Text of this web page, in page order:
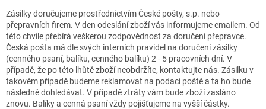
Zásilky doručujeme prostřednictvím České pošty, s.p. nebo
přepravních firem. V den odeslání zboží vás informujeme emailem. Od
této chvíle přebírá veškerou zodpovědnost za doručení přepravce.
Česká pošta má dle svých interních pravidel na doručení zásilky
(cenného psaní, balíku, cenného balíku) 2 - 5 pracovních dní. V
případě, že po této lhůtě zboží neobdržíte, kontaktujte nás. Zásilku v
takovém případě budeme reklamovat na podací poště a ta ho bude
následně dohledávat. V případě ztráty vám bude zboží zasláno
znovu. Balíky a cenná psaní vždy pojišťujeme na vyšší částky.